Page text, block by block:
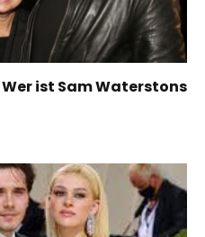
ist Sam Waterstons